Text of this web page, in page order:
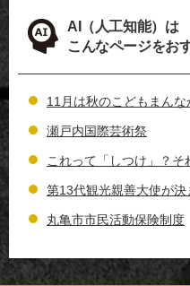
AI（人工知能）は
こんなページをお
11月は秋のこどもまんな
瀬戸内国際芸術祭
これって「しつけ」？そ
第13代観光親善大使が決
丸亀市市民活動保険制度